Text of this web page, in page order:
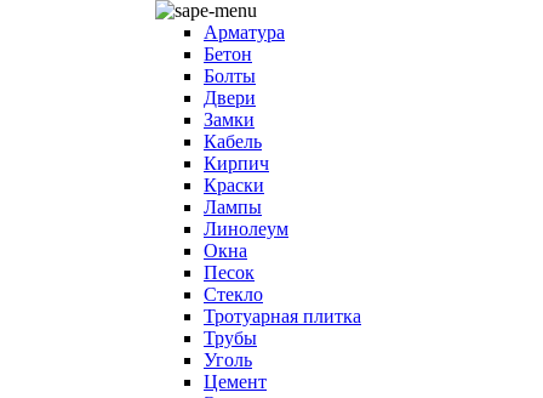
Арматура
Бетон
Болты
Двери
Замки
Кабель
Кирпич
Краски
Лампы
Линолеум
Окна
Песок
Стекло
Тротуарная плитка
Трубы
Уголь
Цемент